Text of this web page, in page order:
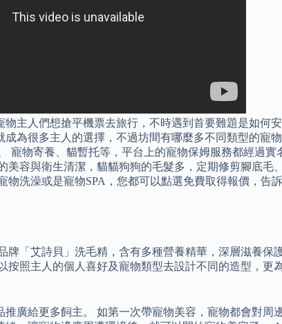
主人們想搶平機票去旅行，不時遇到首要難題是如何
為很多主人的選擇，不過坊間有哪麼多不同類型的寵
物寄養、貓暫托等，平台上的寵物保姆服務都經過
容與衛生清潔，貓貓狗狗的毛髮多，定期修剪腳底毛
洗澡或是寵物SPA，您都可以點選免費取得報價，告
「艾詩貝」洗毛精，含有多種營養精華，深層滋養保
照主人的個人喜好及寵物類型去設計不同的造型，更
廣給更多飼主。 如第一次帶寵物美容，寵物都會對